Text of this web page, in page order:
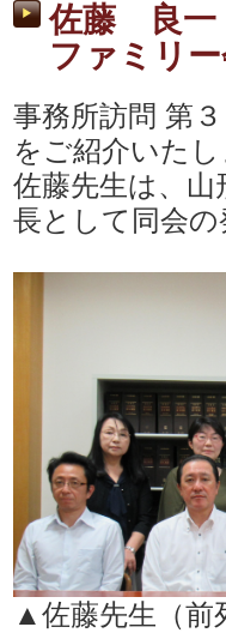
佐藤 良一
ファミリ
事務所訪問 第
をご紹介いた
佐藤先生は、
長として同会
▲佐藤先生（前